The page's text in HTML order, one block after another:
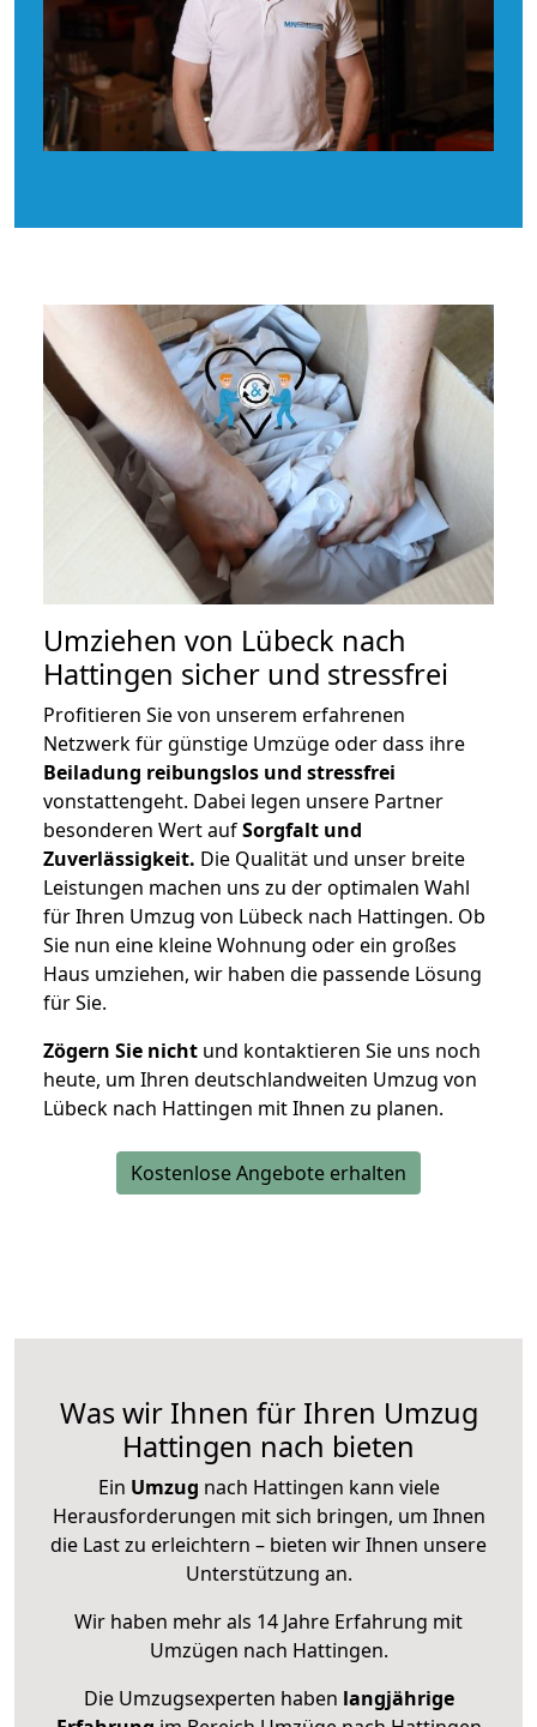
Umziehen von Lübeck nach
Hattingen sicher und stressfrei
Profitieren Sie von unserem erfahrenen
Netzwerk für günstige Umzüge oder dass ihre
Beiladung reibungslos und stressfrei
vonstattengeht. Dabei legen unsere Partner
besonderen Wert aufSorgfalt und
Zuverlässigkeit. Die Qualität und unser breite
Leistungen machen uns zu der optimalen Wahl
für Ihren Umzug von Lübeck nach Hattingen. Ob
Sie nun eine kleine Wohnung oder ein großes
Haus umziehen, wir haben die passende Lösung
für Sie.
Zögern Sie nicht und kontaktieren Sie uns noch
heute, um Ihren deutschlandweiten Umzug von
Lübeck nach Hattingen mit Ihnen zu planen.
Kostenlose Angebote erhalten
Was wir Ihnen für Ihren Umzug
Hattingen nach bieten
Ein Umzug nach Hattingen kann viele
Herausforderungen mit sich bringen, um Ihnen
die Last zu erleichtern – bieten wir Ihnen unsere
Unterstützung an.
Wir haben mehr als 14 Jahre Erfahrung mit
Umzügen nach Hattingen.
Die Umzugsexperten haben langjährige